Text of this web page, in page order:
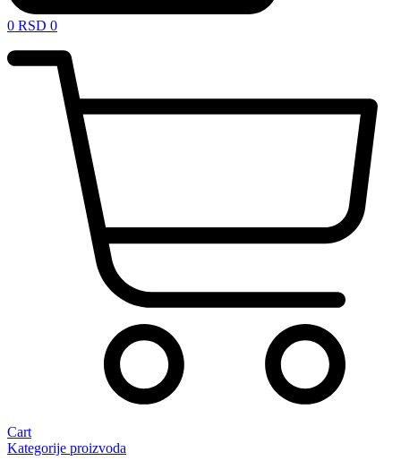
0 RSD 0
Cart
Kategorije proizvoda